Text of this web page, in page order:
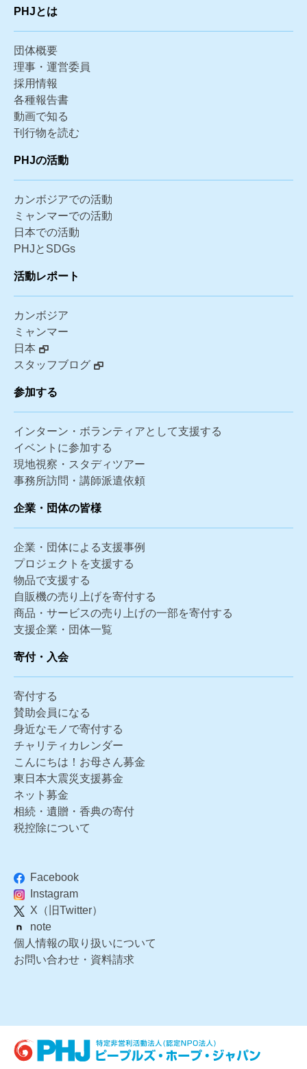
PHJとは
団体概要
理事・運営委員
採用情報
各種報告書
動画で知る
刊行物を読む
PHJの活動
カンボジアでの活動
ミャンマーでの活動
日本での活動
PHJとSDGs
活動レポート
カンボジア
ミャンマー
日本
スタッフブログ
参加する
インターン・ボランティアとして支援する
イベントに参加する
現地視察・スタディツアー
事務所訪問・講師派遣依頼
企業・団体の皆様
企業・団体による支援事例
プロジェクトを支援する
物品で支援する
自販機の売り上げを寄付する
商品・サービスの売り上げの一部を寄付する
支援企業・団体一覧
寄付・入会
寄付する
賛助会員になる
身近なモノで寄付する
チャリティカレンダー
こんにちは！お母さん募金
東日本大震災支援募金
ネット募金
相続・遺贈・香典の寄付
税控除について
Facebook
Instagram
X（旧Twitter）
note
個人情報の取り扱いについて
お問い合わせ・資料請求